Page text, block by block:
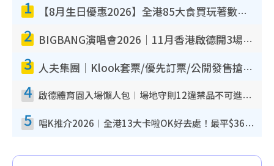
1 【8月生日優惠2026】全港85大食買玩著數攻略 自助餐/火鍋放題同行免費＋誠品/DONKI送現金券
2 BIGBANG演唱會2026｜11月香港啟德開3場！實名制VIP申請、優先購票攻略
3 人夫集團｜Klook套票/優先訂票/公開發售搶飛攻略！附票價.購票連結.場地座位表
4 啟德體育園入場懶人包︱場地守則12違禁品不可進場准帶細水樽但全場禁樽蓋！應援牌有限制！
5 唱K推介2026︱全港13大卡啦OK好去處！最平$36起 日文K都有！(附地址+收費詳情)